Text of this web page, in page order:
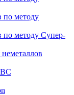
по методу
по методу Супер-
ВС